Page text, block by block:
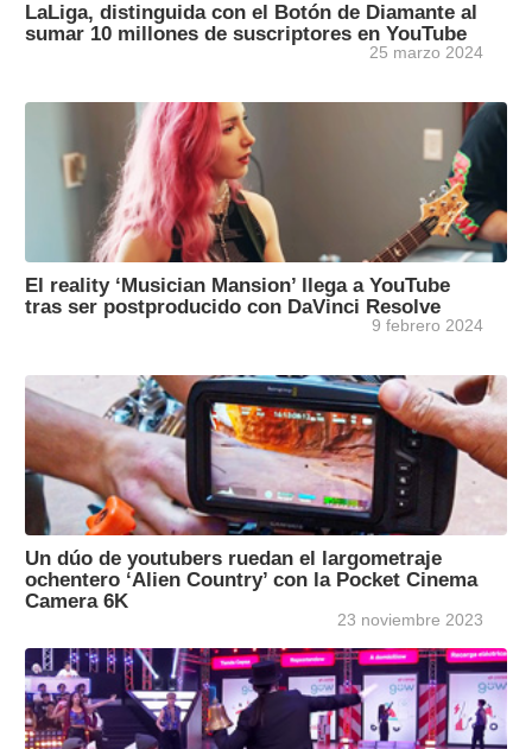
LaLiga, distinguida con el Botón de Diamante al
sumar 10 millones de suscriptores en YouTube
25 marzo 2024
El reality ‘Musician Mansion’ llega a YouTube
tras ser postproducido con DaVinci Resolve
9 febrero 2024
Un dúo de youtubers ruedan el largometraje
ochentero ‘Alien Country’ con la Pocket Cinema
Camera 6K
23 noviembre 2023